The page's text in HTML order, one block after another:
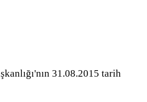
31.08.2015 tarih